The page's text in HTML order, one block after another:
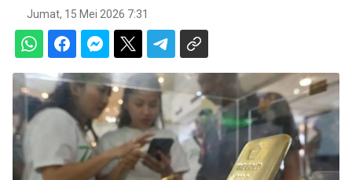
Jumat, 15 Mei 2026 7:31